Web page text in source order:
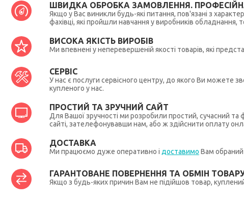
ШВИДКА ОБРОБКА ЗАМОВЛЕННЯ.
Якщо у Вас виникли будь-які питання, пов'язані з
фахівці, які пройшли навчання у виробників
ВИСОКА ЯКІСТЬ ВИРОБІВ
Ми впевнені у неперевершеній якості товарів, які
СЕРВІС
У нас є послуги сервісного центру, до якого Ви можете
купленого у нас.
ПРОСТИЙ ТА ЗРУЧНИЙ САЙТ
Для Вашої зручності ми розробили простий, сучасний
сайті, зателефонувавши нам, або ж здійснити оплату
ДОСТАВКА
Ми працюємо дуже оперативно і доставимо Вам обраний
ГАРАНТОВАНЕ ПОВЕРНЕННЯ ТА ОБМІН
Якщо з будь-яких причин Вам не підійшов товар,